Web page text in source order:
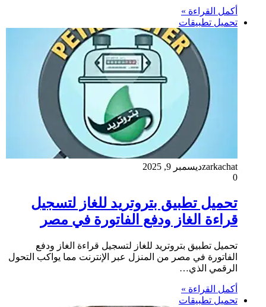
أكمل القراءة »
تحميل تطبيقات
zarkachatديسمبر 9, 2025
0
تحميل تطبيق بتروتريد للغاز لتسجيل
قراءة الغاز ودفع الفاتورة في مصر
تحميل تطبيق بتروتريد للغاز لتسجيل قراءة الغاز ودفع
الفاتورة في مصر من المنزل عبر الإنترنت مما يواكب التحول
الرقمي الذي…
أكمل القراءة »
تحميل تطبيقات